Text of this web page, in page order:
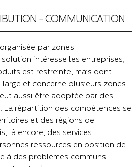
- COMMUNICATION
par zones
intéresse les entreprises,
est restreinte, mais dont
et concerne plusieurs zones
aussi être adoptée par des
La répartition des compétences se
et des régions de
là encore, des services
ressources en position de
à des problèmes communs :